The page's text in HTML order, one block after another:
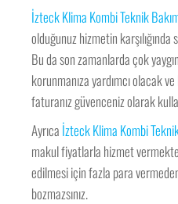
İzteck Klima Kombi Teknik
olduğunuz hizmetin
Bu da son zamanlarda çok
korunmanıza yardımcı olacak
faturanız güvenceniz olarak
Ayrıca İzteck Klima Kombi
makul fiyatlarla hizmet
edilmesi için fazla para
bozmazsınız.